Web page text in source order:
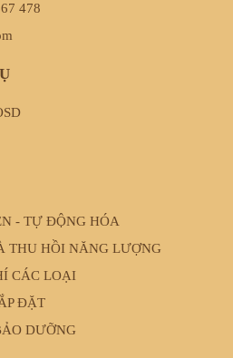
478
- TỰ ĐỘNG HÓA
THU HỒI NĂNG LƯỢNG
CÁC LOẠI
ĐẶT
DƯỠNG